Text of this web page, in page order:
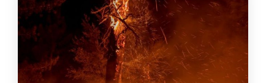
تكنولوجيا
صحة تحليلات
الأخبار المحلية
إشهار
اتصل بنا